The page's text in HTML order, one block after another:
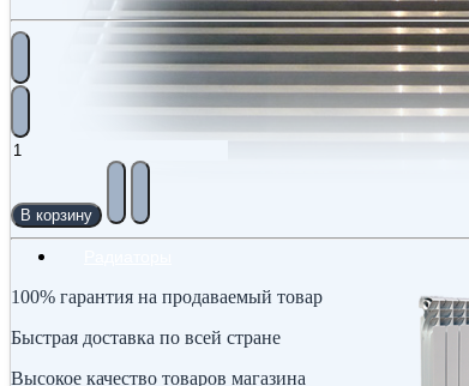
В корзину
100% гарантия на продаваемый товар
Быстрая доставка по всей стране
Высокое качество товаров магазина